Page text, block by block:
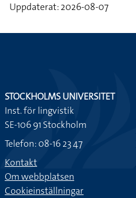
Uppdaterat: 2026-08-07
STOCKHOLMS UNIVERSITET
Inst. för lingvistik
SE-106 91 Stockholm
Telefon: 08-16 23 47
Kontakt
Om webbplatsen
Cookieinställningar